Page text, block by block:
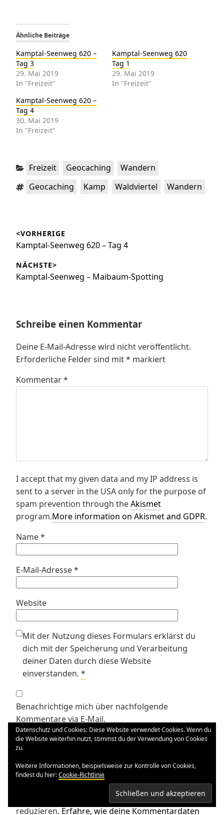
Ähnliche Beiträge
Kamptal-Seenweg 620 –
Tag 3
29. Mai 2019
In "Freizeit"
Kamptal-Seenweg 620
Tag 1
29. Mai 2019
In "Freizeit"
Kamptal-Seenweg 620 –
Tag 4
30. Mai 2019
In "Freizeit"
Kategorien:
Freizeit Geocaching
Wandern
Schlagwörter:
Geocaching Kamp Waldviertel Wandern
<VORHERIGE
Vorheriger
Kamptal-Seenweg 620 – Tag 4
NÄCHSTE>
Nächster
Kamptal-Seenweg – Maibaum-Spotting
Schreibe einen Kommentar
Deine E-Mail-Adresse wird nicht veröffentlicht.
Erforderliche Felder sind mit* markiert
Kommentar*
I accept that my given data and my IP address is
sent to a server in the USA only for the purpose of
spam prevention through theAkismet
program.More information on Akismet and GDPR.
Name*
E-Mail-Adresse*
Website
Mit der Nutzung dieses Formulars erklärst du
dich mit der Speicherung und Verarbeitung
deiner Daten durch diese Website
einverstanden. *
Benachrichtige mich über nachfolgende
Kommentare via E-Mail.
Benachrichtige mich über neue Beiträge via E-Mail.
Diese Website verwendet Akismet, um Spam zu
reduzieren. Erfahre, wie deine Kommentardaten
Datenschutz und Cookies: Diese Website verwendet Cookies. Wenn du
die Website weiterhin nutzt, stimmst du der Verwendung von Cookies
zu.
Weitere Informationen, beispielsweise zur Kontrolle von Cookies,
findest du hier:Cookie-Richtlinie